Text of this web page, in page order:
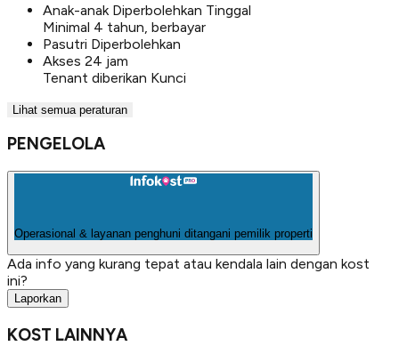
Anak-anak Diperbolehkan Tinggal
Minimal 4 tahun, berbayar
Pasutri Diperbolehkan
Akses 24 jam
Tenant diberikan Kunci
Lihat semua peraturan
PENGELOLA
Operasional & layanan penghuni ditangani pemilik properti
Ada info yang kurang tepat atau kendala lain dengan kost
ini?
Laporkan
KOST LAINNYA